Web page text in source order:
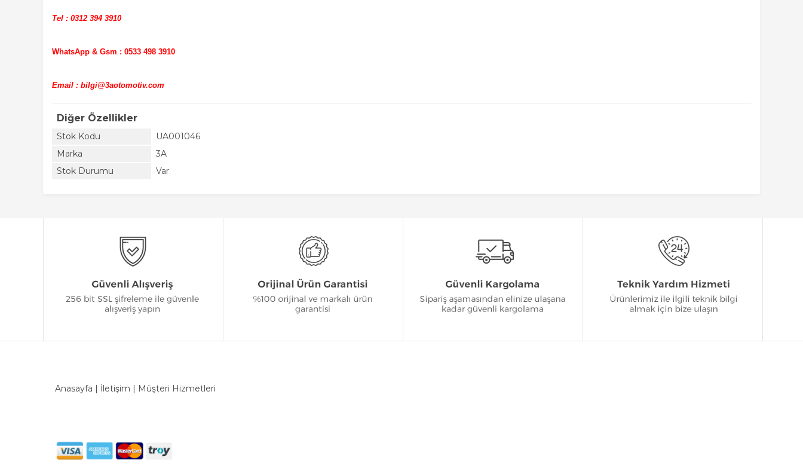
Tel : 0312 394 3910
WhatsApp & Gsm : 0533 498 3910
Email : bilgi@3aotomotiv.com
Diğer Özellikler
Stok Kodu
UA001046
Marka
3A
Stok Durumu
Var
Anasayfa | İletişim | Müşteri Hizmetleri